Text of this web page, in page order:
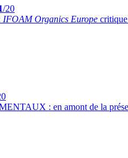
/20
IFOAM Organics Europe
: en amont de la